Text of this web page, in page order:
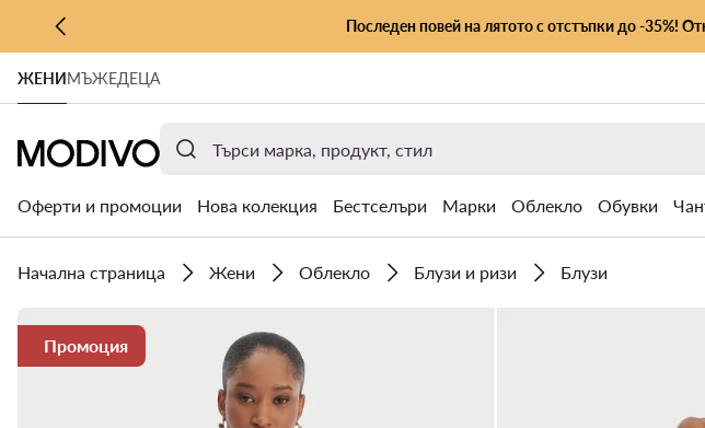
КЪМ ОСНОВНОТО СЪДЪРЖАНИЕ
КЪМ ТЪРСЕНЕ
Последен повей на лятото с отстъпки до -35%!
ЖЕНИМЪЖЕДЕЦА
Оферти и промоции Нова колекция Бестселъри Марки Облекло Обувки
Начална страница Жени Облекло Блузи и ризи Блузи
Промоция